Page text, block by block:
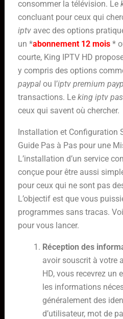
consommer la télévision. Le
concluant pour ceux qui
iptvavec des options
un *abonnement 12 mois*
courte, King IPTV HD
y compris des options
paypalou l’iptv premium
transactions. Le king iptv
ceux qui savent où chercher.
Installation et Configuration
Guide Pas à Pas pour une
L’installation d’un service
conçue pour être aussi
pour ceux qui ne sont pas
L’objectif est que vous
programmes sans tracas.
pour vous lancer.
Réception des
avoir souscrit à votre
HD, vous recevrez un
les informations
généralement des
d’utilisateur, mot de